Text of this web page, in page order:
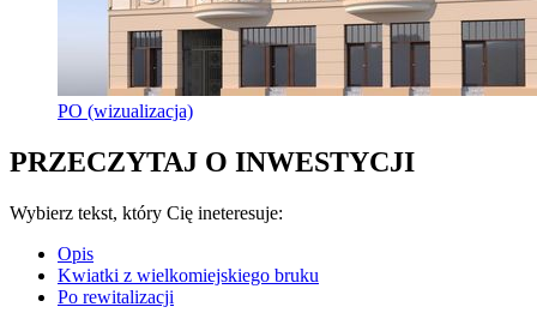
PO (wizualizacja)
PRZECZYTAJ O INWESTYCJI
Wybierz tekst, który Cię ineteresuje:
Opis
Kwiatki z wielkomiejskiego bruku
Po rewitalizacji